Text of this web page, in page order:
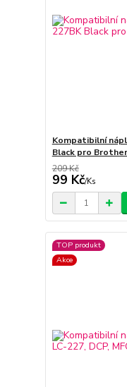
Kompatibilní
Black pro
209 Kč
99 Kč/Ks
TOP produkt
Akce